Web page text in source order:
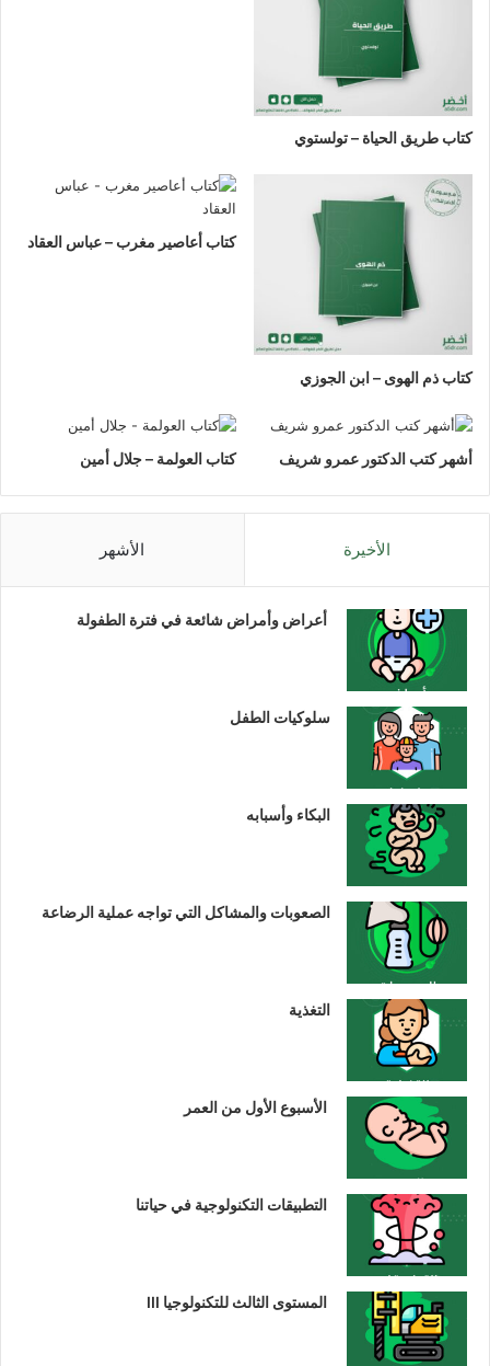
كتاب طريق الحياة – تولستوي
كتاب ذم الهوى – ابن الجوزي
كتاب أعاصير مغرب – عباس العقاد
أشهر كتب الدكتور عمرو شريف كتاب العولمة – جلال أمين
الأخيرة الأشهر
أعراض وأمراض شائعة في فترة الطفولة
سلوكيات الطفل
البكاء وأسبابه
الصعوبات والمشاكل التي تواجه عملية الرضاعة
التغذية
الأسبوع الأول من العمر
التطبيقات التكنولوجية في حياتنا
المستوى الثالث للتكنولوجيا III